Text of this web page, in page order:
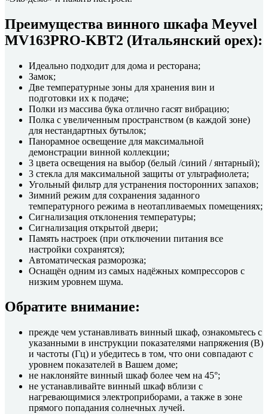
Преимущества винного шкафа Meyvel
MV163PRO-KBT2 (Итальянский орех):
Идеально подходит для дома и ресторана;
Замок;
Две температурные зоны для хранения вин и
подготовки их к подаче;
Полки из массива бука отлично гасят вибрацию;
Полка с увеличенным пространством (в каждой зоне)
для нестандартных бутылок;
Панорамное освещение для максимальной
демонстрации винной коллекции;
3 цвета освещения на выбор (белый /синий / янтарный);
3 стекла для максимальной защиты от ультрафиолета;
Угольный фильтр для устранения посторонних запахов;
Зимний режим для сохранения заданного
температурного режима в неотапливаемых помещениях;
Сигнализация отклонения температуры;
Сигнализация открытой двери;
Память настроек (при отключении питания все
настройки сохранятся);
Автоматическая разморозка;
Оснащён одним из самых надёжных компрессоров с
низким уровнем шума.
Обратите внимание:
прежде чем устанавливать винный шкаф, ознакомьтесь с
указанными в инструкции показателями напряжения (В)
и частоты (Гц) и убедитесь в том, что они совпадают с
уровнем показателей в Вашем доме;
не наклоняйте винный шкаф более чем на 45°;
не устанавливайте винный шкаф вблизи с
нагревающимися электроприборами, а также в зоне
прямого попадания солнечных лучей.